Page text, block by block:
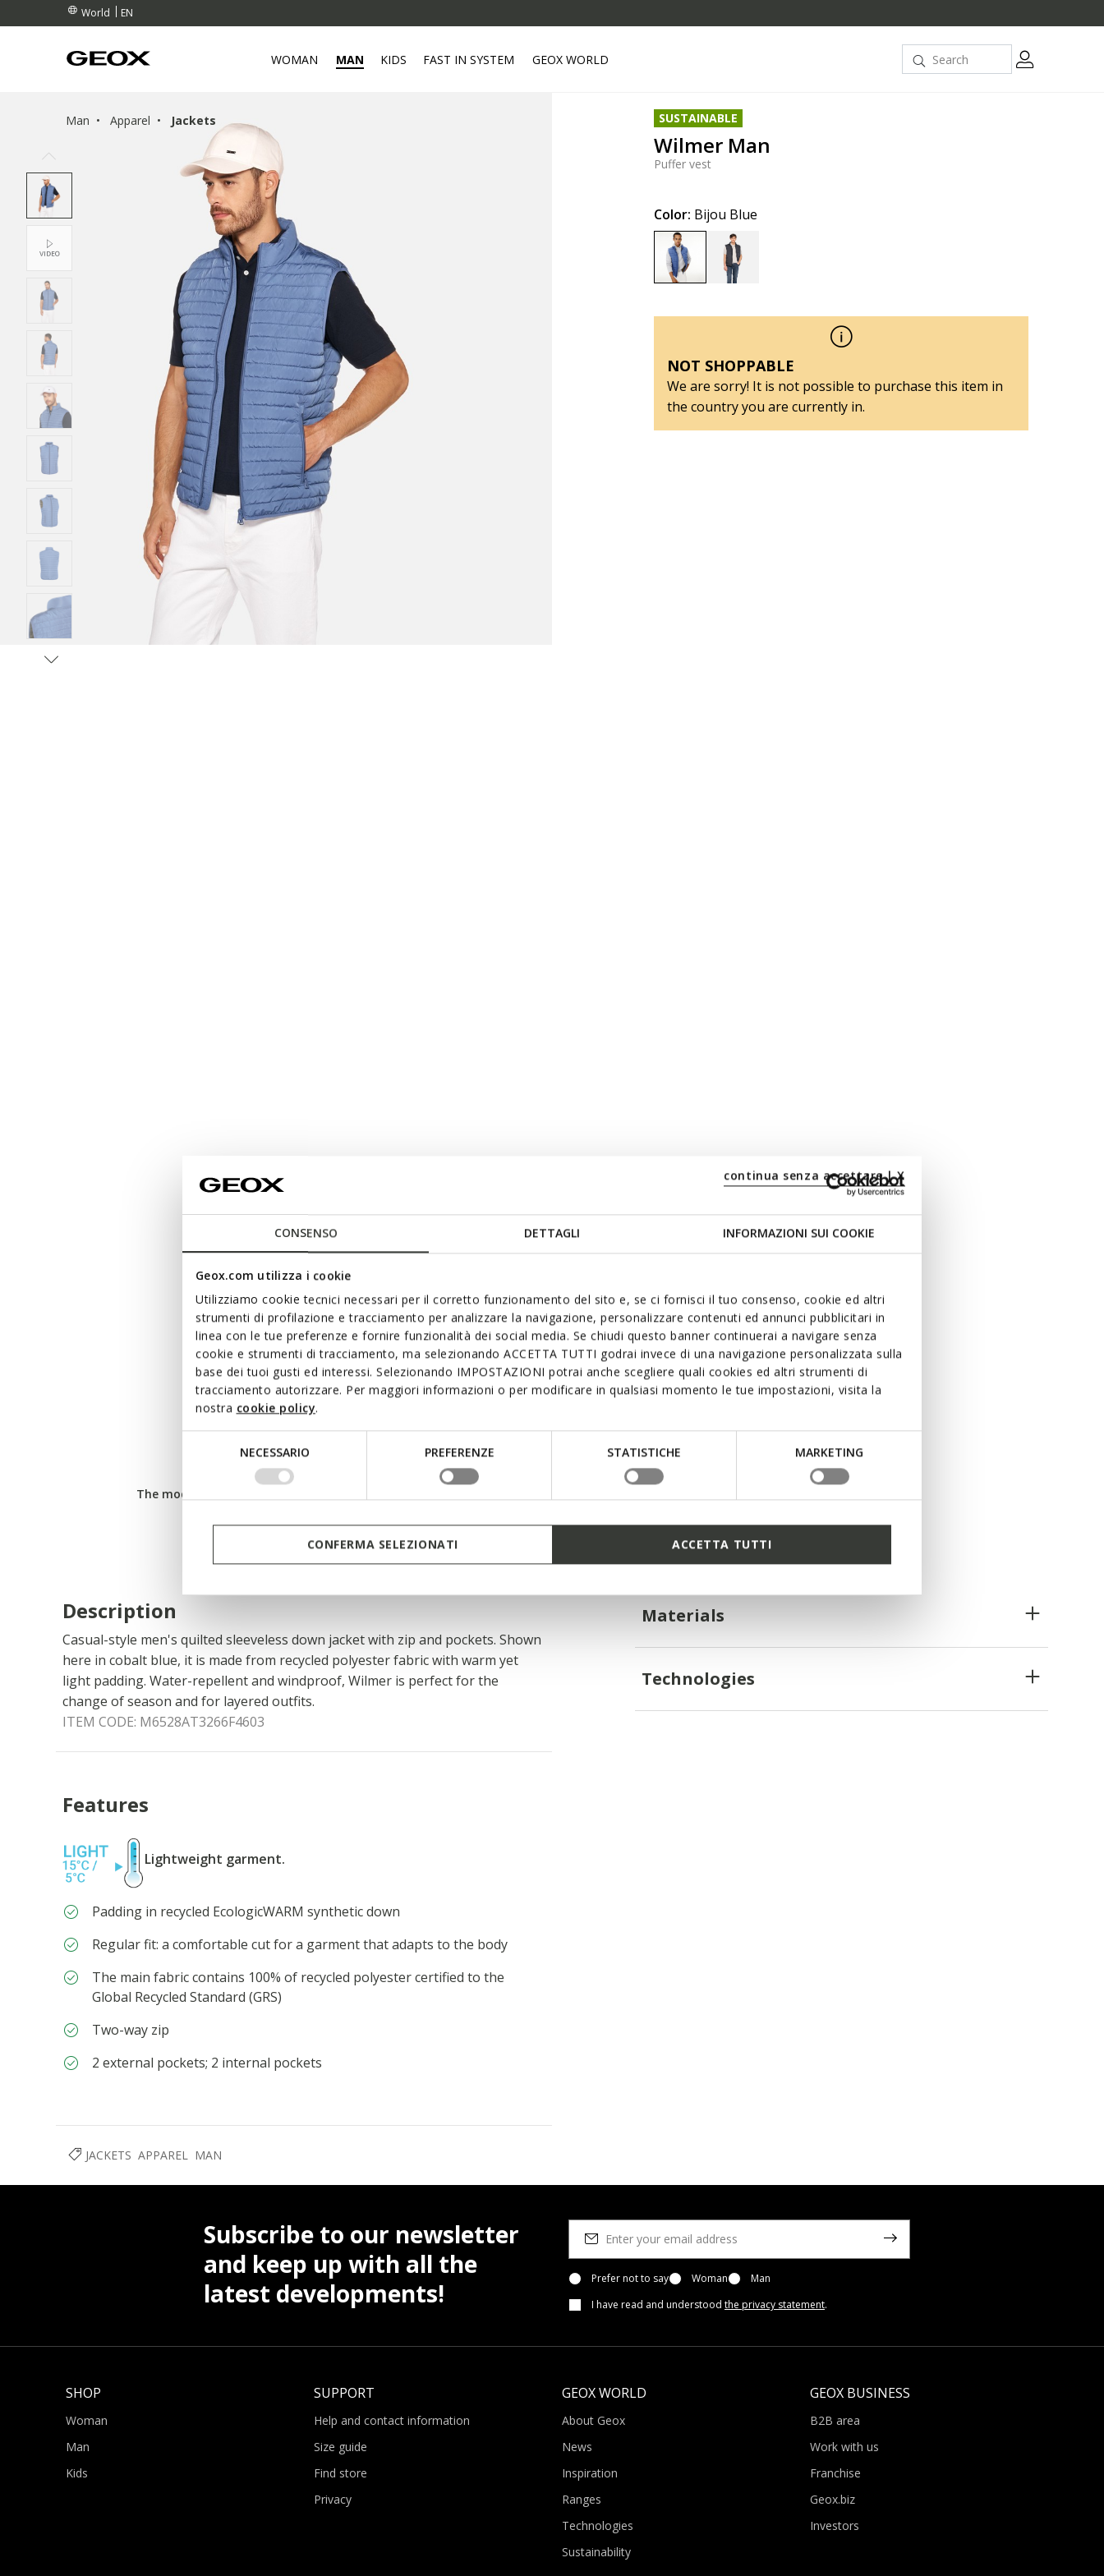
CONSENSO DETTAGLI INFORMAZIONI SUI COOKIE
Geox.com utilizza i cookie
Utilizziamo cookie tecnici necessari per il corretto funzionamento del sito e, se ci fornisci il tuo consenso, cookie ed altri
strumenti di profilazione e tracciamento per analizzare la navigazione, personalizzare contenuti ed annunci pubblicitari in
linea con le tue preferenze e fornire funzionalità dei social media. Se chiudi questo banner continuerai a navigare senza
cookie e strumenti di tracciamento, ma selezionando ACCETTA TUTTI godrai invece di una navigazione personalizzata sulla
base dei tuoi gusti ed interessi. Selezionando IMPOSTAZIONI potrai anche scegliere quali cookies ed altri strumenti di
tracciamento autorizzare. Per maggiori informazioni o per modificare in qualsiasi momento le tue impostazioni, visita la
nostra cookie policy.
NECESSARIO PREFERENZE STATISTICHE MARKETING
continua senza accettare | X
CONFERMA SELEZIONATI ACCETTA TUTTI
World EN
WOMAN MAN KIDS FAST IN SYSTEM GEOX WORLD
Man Apparel Jackets
Font Size
Text Edge Style
Font Family
The model is 186 cm / 6'1" tall and wears a size L
SUSTAINABLE
Wilmer Man
Puffer vest
Color: Bijou Blue
NOT SHOPPABLE
We are sorry! It is not possible to purchase this item in
the country you are currently in.
Description
Casual-style men's quilted sleeveless down jacket with zip and pockets. Shown
here in cobalt blue, it is made from recycled polyester fabric with warm yet
light padding. Water-repellent and windproof, Wilmer is perfect for the
change of season and for layered outfits.
ITEM CODE: M6528AT3266F4603
Features
Lightweight garment.
Padding in recycled EcologicWARM synthetic down
Regular fit: a comfortable cut for a garment that adapts to the body
The main fabric contains 100% of recycled polyester certified to the
Global Recycled Standard (GRS)
Two-way zip
2 external pockets; 2 internal pockets
Materials
Technologies
JACKETS APPAREL MAN
Subscribe to our newsletter
and keep up with all the
latest developments!
Prefer not to say Woman
Man
I have read and understood the privacy statement.
SHOP
Woman
Man
Kids
SUPPORT
Help and contact information
Size guide
Find store
Privacy
GEOX WORLD
About Geox
News
Inspiration
Ranges
Technologies
Sustainability
GEOX BUSINESS
B2B area
Work with us
Franchise
Geox.biz
Investors